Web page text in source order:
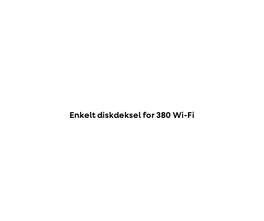
Enkelt diskdeksel for 380 Wi-Fi